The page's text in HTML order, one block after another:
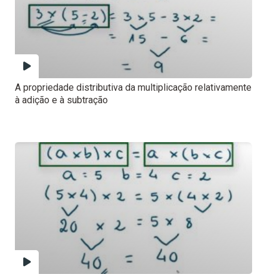
A propriedade distributiva da multiplicação relativamente
à adição e à subtração